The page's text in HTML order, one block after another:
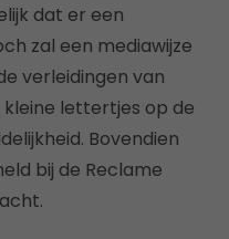
dat er een
zal een mediawijze
verleidingen van
kleine lettertjes op de
Bovendien
bij de Reclame